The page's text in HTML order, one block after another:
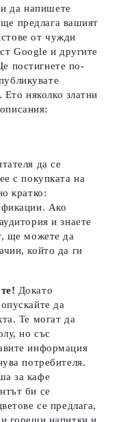
да напишете
предлага вашият
от чужди
Google и другите
постигнете по-
няколко златни
да се
с покупката на
кратко:
Ако
и знаете
ще можете да
който да ги
Докато
да
Те могат да
но със
информация
потребителя.
за кафе
би се
се предлага,